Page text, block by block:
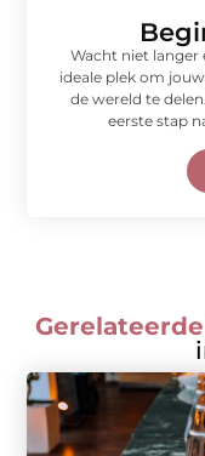
Wacht niet langer
ideale plek om
de wereld te
eerste stap